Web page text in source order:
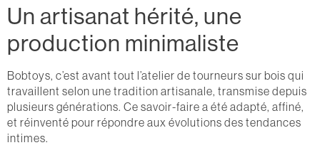
Un artisanat hérité, une
production minimaliste
Bobtoys, c’est avant tout l’atelier de tourneurs sur bois qui
travaillent selon une tradition artisanale, transmise depuis
plusieurs générations. Ce savoir-faire a été adapté, affiné,
et réinventé pour répondre aux évolutions des tendances
intimes.